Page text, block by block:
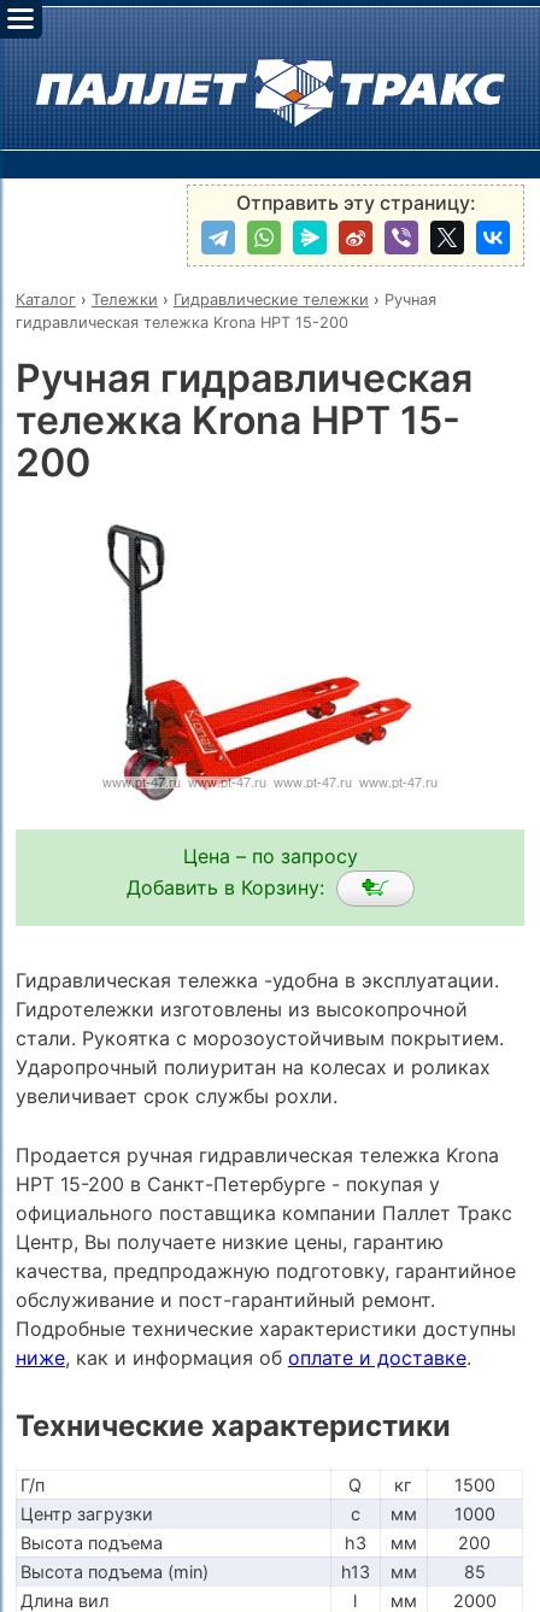
Отправить эту страницу:
Каталог› Тележки › Гидравлические тележки › Ручная
гидравлическая тележка Krona HPT 15-200
Ручная гидравлическая
тележка Krona HPT 15-
200
Цена – по запросу
Добавить в Корзину:
Гидравлическая тележка -удобна в эксплуатации.
Гидротележки изготовлены из высокопрочной
стали. Рукоятка с морозоустойчивым покрытием.
Ударопрочный полиуритан на колесах и роликах
увеличивает срок службы рохли.
Продается ручная гидравлическая тележка Krona
HPT 15-200 в Санкт-Петербурге - покупая у
официального поставщика компании Паллет Тракс
Центр, Вы получаете низкие цены, гарантию
качества, предпродажную подготовку, гарантийное
обслуживание и пост-гарантийный ремонт.
Подробные технические характеристики доступны
ниже, как и информация об оплате и доставке.
Технические характеристики
Г/п Q кг
1500
Центр загрузки
c мм
1000
Высота подъема
h3 мм
200
Высота подъема (min)
h13 мм
85
Длина вил
l мм
2000